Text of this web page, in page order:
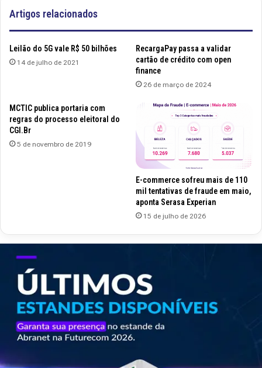
Artigos relacionados
Leilão do 5G vale R$ 50 bilhões
14 de julho de 2021
RecargaPay passa a validar
cartão de crédito com open
finance
26 de março de 2024
MCTIC publica portaria com
regras do processo eleitoral do
CGI.Br
5 de novembro de 2019
E-commerce sofreu mais de 110
mil tentativas de fraude em maio,
aponta Serasa Experian
15 de julho de 2026